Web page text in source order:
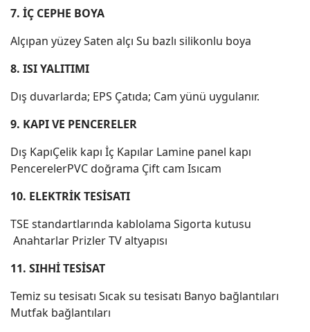
7. İÇ CEPHE BOYA
Alçıpan yüzey Saten alçı Su bazlı silikonlu boya
8. ISI YALITIMI
Dış duvarlarda; EPS Çatıda; Cam yünü uygulanır.
9. KAPI VE PENCERELER
Dış KapıÇelik kapı İç Kapılar Lamine panel kapı
PencerelerPVC doğrama Çift cam Isıcam
10. ELEKTRİK TESİSATI
TSE standartlarında kablolama Sigorta kutusu
Anahtarlar Prizler TV altyapısı
11. SIHHİ TESİSAT
Temiz su tesisatı Sıcak su tesisatı Banyo bağlantıları
Mutfak bağlantıları